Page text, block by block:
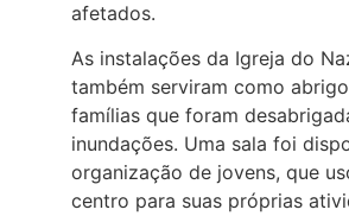
afetados.
As instalações da Igreja do
também serviram como
famílias que foram
inundações. Uma sala foi
organização de jovens, que
centro para suas próprias